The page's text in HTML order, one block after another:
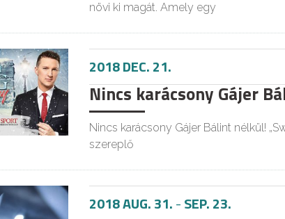
növi ki magát. Amely egy
2018 DEC. 21.
Nincs karácsony Gájer
Nincs karácsony Gájer Bálint nélkül!
szereplő
2018 AUG. 31.-SEP. 23.